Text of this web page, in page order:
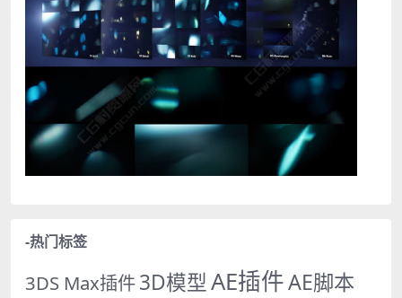
-热门标签
3DS Max插件3D模型AE插件AE脚本